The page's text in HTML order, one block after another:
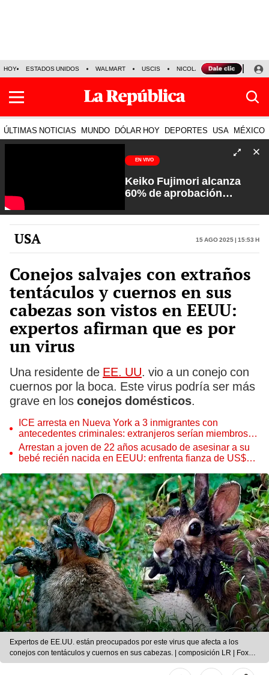
HOY ESTADOS UNIDOS WALMART USCIS NICOLÁS MADURO P-8
ÚLTIMAS NOTICIAS MUNDO DÓLAR HOY DEPORTES USA MÉXICO
EN VIVO
Keiko Fujimori alcanza
60% de aprobación
Rosa María Palacios
USA 15 Ago 2025 | 15:53 h
Conejos salvajes con extraños
tentáculos y cuernos en sus
cabezas son vistos en EEUU:
expertos afirman que es por
un virus
Una residente de EE. UU. vio a un conejo con
cuernos por la boca. Este virus podría ser más
grave en los conejos domésticos.
ICE arresta en Nueva York a 3 inmigrantes con
antecedentes criminales: extranjeros serían miembros
de temida pandilla MS-13
Arrestan a joven de 22 años acusado de asesinar a su
bebé recién nacida en EEUU: enfrenta fianza de US$1
Expertos de EE.UU. están preocupados por este virus que afecta a los
conejos con tentáculos y cuernos en sus cabezas. | composición LR | Fox
News